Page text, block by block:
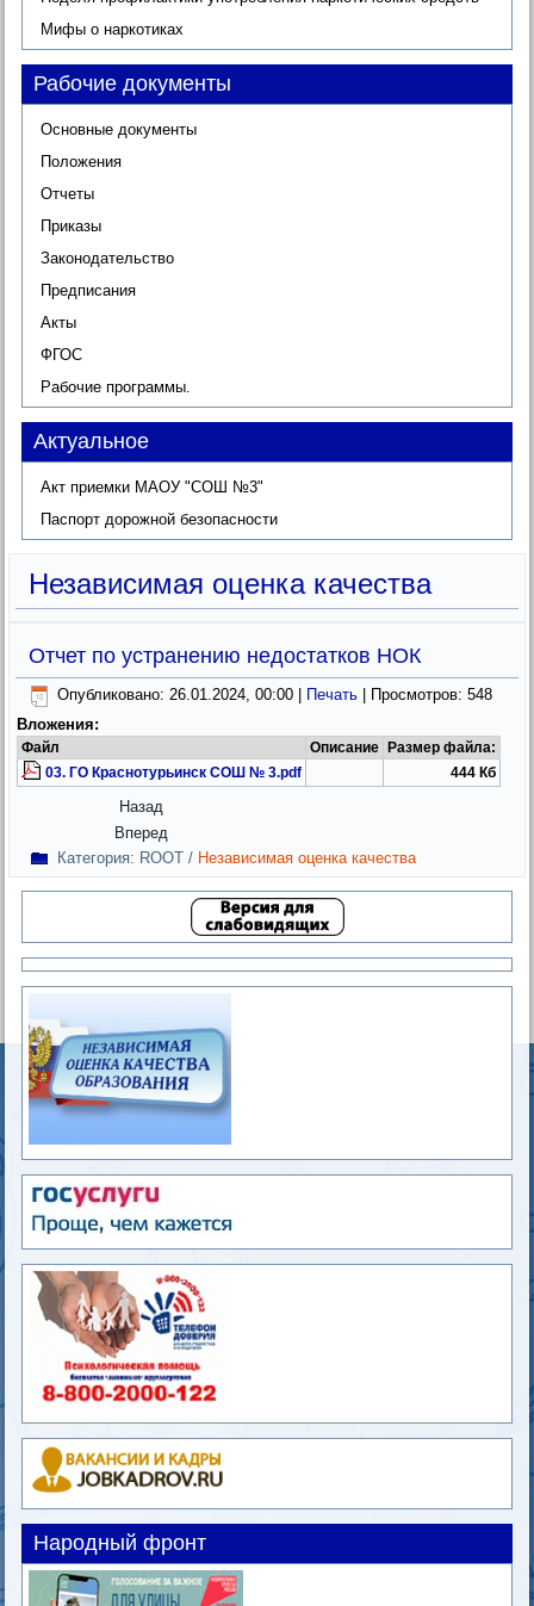
Мифы о наркотиках
Рабочие документы
Основные документы
Положения
Отчеты
Приказы
Законодательство
Предписания
Акты
ФГОС
Рабочие программы.
Актуальное
Акт приемки МАОУ "СОШ №3"
Паспорт дорожной безопасности
Независимая оценка качества
Отчет по устранению недостатков НОК
Опубликовано: 26.01.2024, 00:00 Печать
| Просмотров: 548
Вложения:
Файл Описание Размер файла:
03. ГО Краснотурьинск СОШ № 3.pdf
444 Кб
Назад
Вперед
Категория: ROOT / Независимая оценка качества
Народный фронт